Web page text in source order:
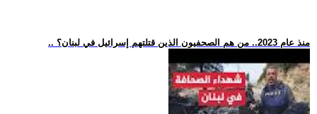
.. منذ عام 2023.. من هم الصحفيون الذين قتلتهم إسرائيل في لبنان؟